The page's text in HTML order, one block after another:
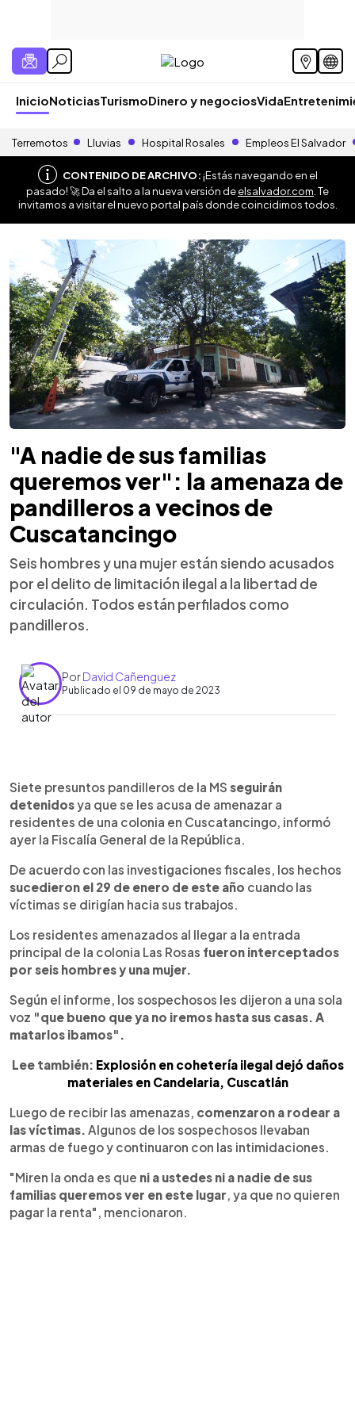
InicioNoticiasTurismoDinero y negociosVida
Terremotos Lluvias Hospital Rosales Empleos El Salvador
CONTENIDO DE ARCHIVO:¡Estás navegando en el
pasado! 🚀 Da el salto a la nueva versión deelsalvador.com . Te
invitamos a visitar el nuevo portal país donde coincidimos todos.
"A nadie de sus familias
queremos ver": la amenaza de
pandilleros a vecinos de
Cuscatancingo
Seis hombres y una mujer están siendo acusados
por el delito de limitación ilegal a la libertad de
circulación. Todos están perfilados como
pandilleros.
PorDavid Cañenguez
Publicado el 09 de mayo de 2023
Escuchar artículo
Siete presuntos pandilleros de la MS seguirán
detenidosya que se les acusa de amenazar a
residentes de una colonia en Cuscatancingo, informó
ayer la Fiscalía General de la República.
De acuerdo con las investigaciones fiscales, los hechos
sucedieron el 29 de enero de este año cuando las
víctimas se dirigían hacia sus trabajos.
Los residentes amenazados al llegar a la entrada
principal de la colonia Las Rosas fueron interceptados
por seis hombres y una mujer.
Según el informe, los sospechosos les dijeron a una sola
voz "que bueno que ya no iremos hasta sus casas. A
matarlos ibamos".
Lee también: Explosión en cohetería ilegal dejó daños
materiales en Candelaria, Cuscatlán
Luego de recibir las amenazas, comenzaron a rodear a
las víctimas. Algunos de los sospechosos llevaban
armas de fuego y continuaron con las intimidaciones.
"Miren la onda es que ni a ustedes ni a nadie de sus
familias queremos ver en este lugar , ya que no quieren
pagar la renta", mencionaron.